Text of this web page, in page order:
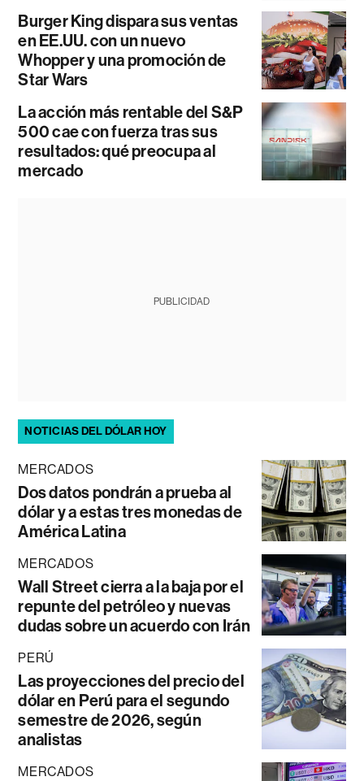
Burger King dispara sus ventas
en EE.UU. con un nuevo
Whopper y una promoción de
Star Wars
La acción más rentable del S&P
500 cae con fuerza tras sus
resultados: qué preocupa al
mercado
PUBLICIDAD
NOTICIAS DEL DÓLAR HOY
MERCADOS
Dos datos pondrán a prueba al
dólar y a estas tres monedas de
América Latina
MERCADOS
Wall Street cierra a la baja por el
repunte del petróleo y nuevas
dudas sobre un acuerdo con Irán
PERÚ
Las proyecciones del precio del
dólar en Perú para el segundo
semestre de 2026, según
analistas
MERCADOS